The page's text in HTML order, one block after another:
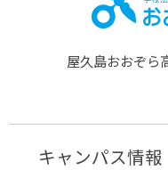
屋久島おおぞら
キャンパス情報